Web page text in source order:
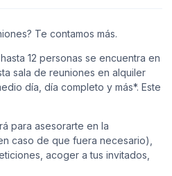
Te contamos más.
12 personas se encuentra en
sala de reuniones en alquiler
día, día completo y más*. Este
para asesorarte en la
caso de que fuera necesario),
acoger a tus invitados,